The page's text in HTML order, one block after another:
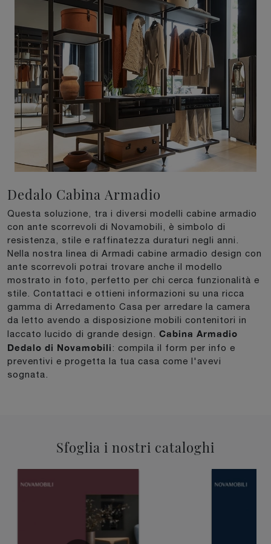
Dedalo Cabina Armadio
Questa soluzione, tra i diversi modelli cabine armadio
con ante scorrevoli di Novamobili, è simbolo di
resistenza, stile e raffinatezza duraturi negli anni.
Nella nostra linea di Armadi cabine armadio design con
ante scorrevoli potrai trovare anche il modello
mostrato in foto, perfetto per chi cerca funzionalità e
stile. Contattaci e ottieni informazioni su una ricca
gamma di Arredamento Casa per arredare la camera
da letto avendo a disposizione mobili contenitori in
laccato lucido di grande design. Cabina Armadio
Dedalo di Novamobili: compila il form per info e
preventivi e progetta la tua casa come l'avevi
sognata.
Sfoglia i nostri cataloghi